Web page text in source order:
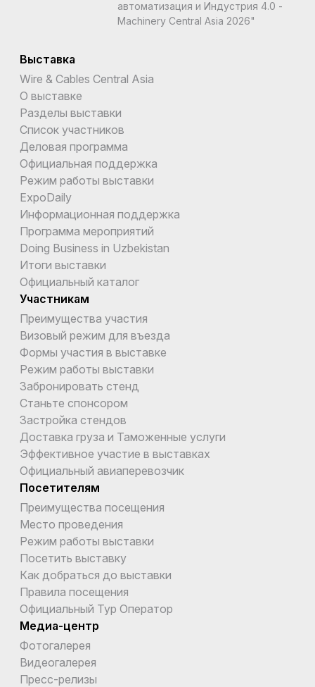
автоматизация и Индустрия 4.0 -
Machinery Central Asia 2026"
Выставка
Wire & Cables Central Asia
О выставке
Разделы выставки
Список участников
Деловая программа
Официальная поддержка
Режим работы выставки
ExpoDaily
Информационная поддержка
Программа мероприятий
Doing Business in Uzbekistan
Итоги выставки
Официальный каталог
Участникам
Преимущества участия
Визовый режим для въезда
Формы участия в выставке
Режим работы выставки
Забронировать стенд
Станьте спонсором
Застройка стендов
Доставка груза и Таможенные услуги
Эффективное участие в выставках
Официальный авиаперевозчик
Посетителям
Преимущества посещения
Место проведения
Режим работы выставки
Посетить выставку
Как добраться до выставки
Правила посещения
Официальный Тур Оператор
Медиа-центр
Фотогалерея
Видеогалерея
Пресс-релизы